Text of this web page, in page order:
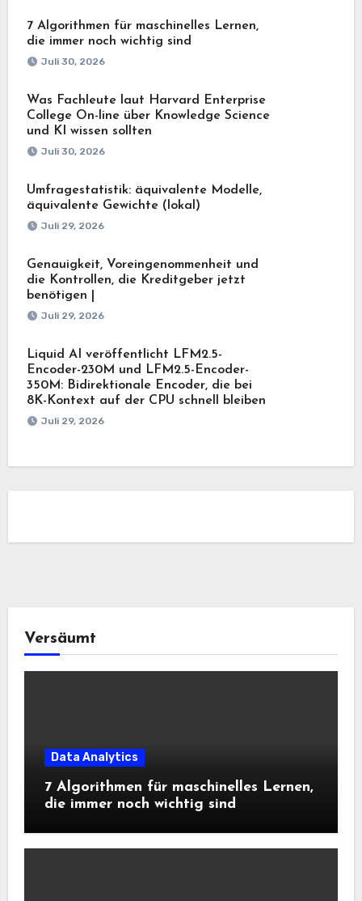
7 Algorithmen für maschinelles Lernen,
die immer noch wichtig sind
Juli 30, 2026
Was Fachleute laut Harvard Enterprise
College On-line über Knowledge Science
und KI wissen sollten
Juli 30, 2026
Umfragestatistik: äquivalente Modelle,
äquivalente Gewichte (lokal)
Juli 29, 2026
Genauigkeit, Voreingenommenheit und
die Kontrollen, die Kreditgeber jetzt
benötigen |
Juli 29, 2026
Liquid AI veröffentlicht LFM2.5-
Encoder-230M und LFM2.5-Encoder-
350M: Bidirektionale Encoder, die bei
8K-Kontext auf der CPU schnell bleiben
Juli 29, 2026
Versäumt
Data Analytics
7 Algorithmen für maschinelles Lernen,
die immer noch wichtig sind